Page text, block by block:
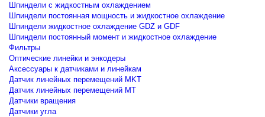
Шпиндели с жидкостным охлаждением
Шпиндели постоянная мощность и жидкостное охлаждение
Шпиндели жидкостное охлаждение GDZ и GDF
Шпиндели постоянный момент и жидкостное охлаждение
Фильтры
Оптические линейки и энкодеры
Аксессуары к датчиками и линейкам
Датчик линейных перемещений MKT
Датчик линейных перемещений MT
Датчики вращения
Датчики угла